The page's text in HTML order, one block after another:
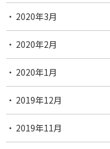
2020年3月
2020年2月
2020年1月
2019年12月
2019年11月